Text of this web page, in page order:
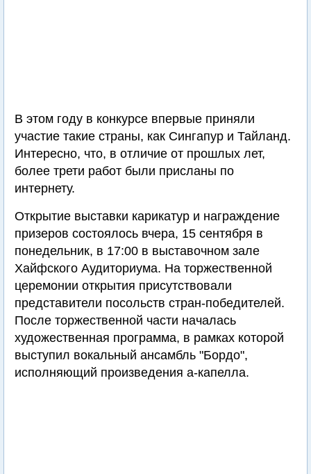
В этом году в конкурсе впервые приняли
участие такие страны, как Сингапур и Тайланд.
Интересно, что, в отличие от прошлых лет,
более трети работ были присланы по
интернету.
Открытие выставки карикатур и награждение
призеров состоялось вчера, 15 сентября в
понедельник, в 17:00 в выставочном зале
Хайфского Аудиториума. На торжественной
церемонии открытия присутствовали
представители посольств стран-победителей.
После торжественной части началась
художественная программа, в рамках которой
выступил вокальный ансамбль "Бордо",
исполняющий произведения а-капелла.